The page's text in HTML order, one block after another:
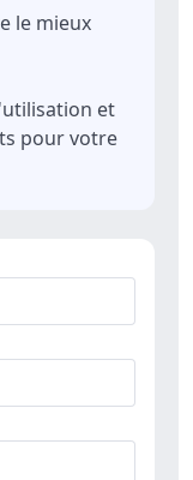
le mieux
et
pour votre